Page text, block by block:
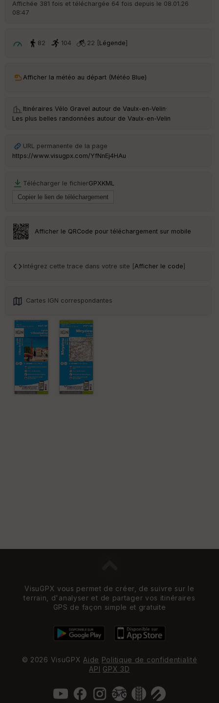
Affichée 381 fois et téléchargée 64 fois depuis le 08.01.26
08:47
82 104 22 [Légende]
Afficher la météo au départ (Météo Blue)
Itinéraires Vélo Gravel autour de Vaulx-en-Velin·
Les plus belles randonnées autour de Vaulx-en-Velin
URL permanente de la page
https://www.visugpx.com/YfNnEj4HAu
Télécharger le fichierGPXKML
Afficher le QRCode pour téléchargement sur mobile
Intégrez cette trace dans votre site [Afficher le code]
Cartes IGN correspondantes
VisuGPX vous permet de créer, de suivre sur le
terrain, d'analyser et de partager vos itinéraires
GPS de façon simple et gratuite
© 2026 VisuGPX Aide Politique de confidentialité
API GPX 3D